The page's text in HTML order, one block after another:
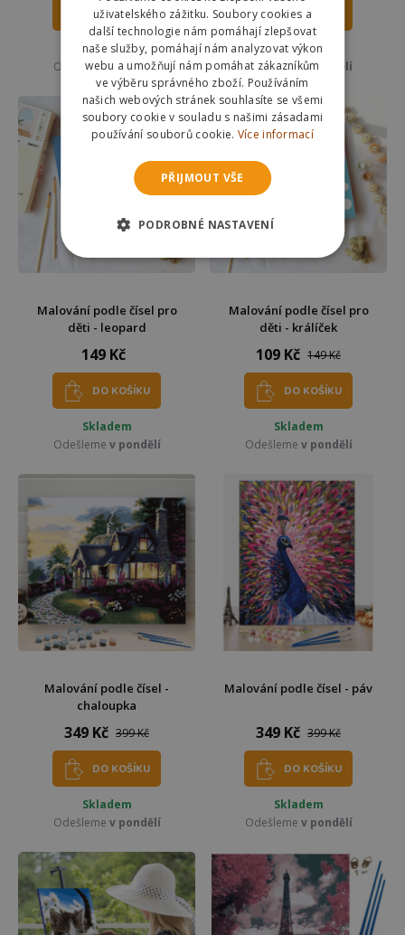
DO KOŠÍKU
Skladem
Odešlemev pondělí
DO KOŠÍKU
Skladem
Odešlemev pondělí
Malování podle čísel pro
děti - leopard
149 Kč
DO KOŠÍKU
Skladem
Odešleme v pondělí
Malování podle čísel pro
děti - králíček
109 Kč 149 Kč
DO KOŠÍKU
Skladem
Odešleme v pondělí
Malování podle čísel -
chaloupka
349 Kč 399 Kč
DO KOŠÍKU
Skladem
Odešleme v pondělí
Malování podle čísel - páv
349 Kč 399 Kč
DO KOŠÍKU
Skladem
Odešleme v pondělí
uživatelského zážitku. Soubory cookies a
další technologie nám pomáhají zlepšovat
naše služby, pomáhají nám analyzovat výkon
webu a umožňují nám pomáhat zákazníkům
ve výběru správného zboží. Používáním
našich webových stránek souhlasíte se všemi
soubory cookie v souladu s našimi zásadami
používání souborů cookie. Více informací
PŘIJMOUT VŠE
PODROBNÉ NASTAVENÍ